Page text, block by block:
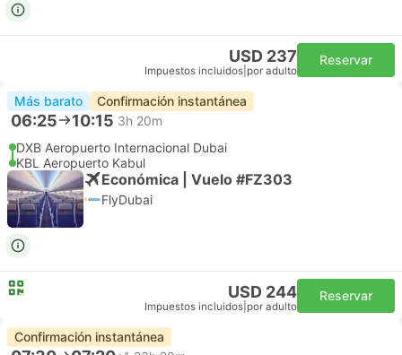
USD 237
Impuestos incluidos por adulto
Reservar
Más barato Confirmación instantánea
06:25 10:15 3h 20m
DXB Aeropuerto Internacional Dubai
KBL Aeropuerto Kabul
Económica | Vuelo #FZ303
FlyDubai
USD 244
Impuestos incluidos por adulto
Reservar
Confirmación instantánea